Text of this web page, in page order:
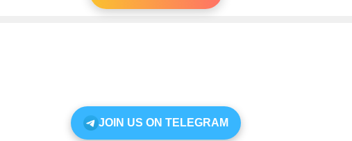
JOIN US ON TELEGRAM